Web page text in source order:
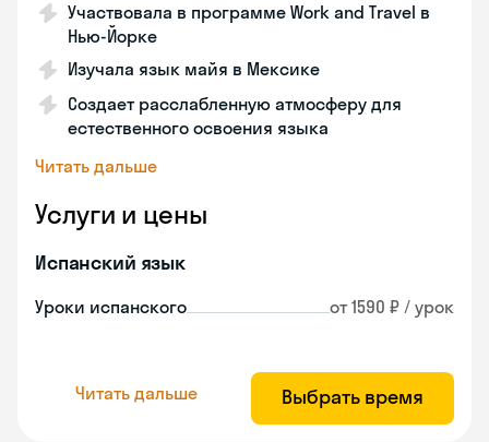
Участвовала в программе Work and Travel в
Нью-Йорке
Изучала язык майя в Мексике
Создает расслабленную атмосферу для
естественного освоения языка
Читать дальше
Услуги и цены
Испанский язык
Уроки испанского от 1590 ₽ / урок
Читать дальше Выбрать время